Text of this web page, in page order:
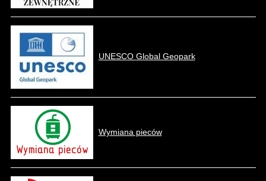
UNESCO Global Geopark
Wymiana pieców